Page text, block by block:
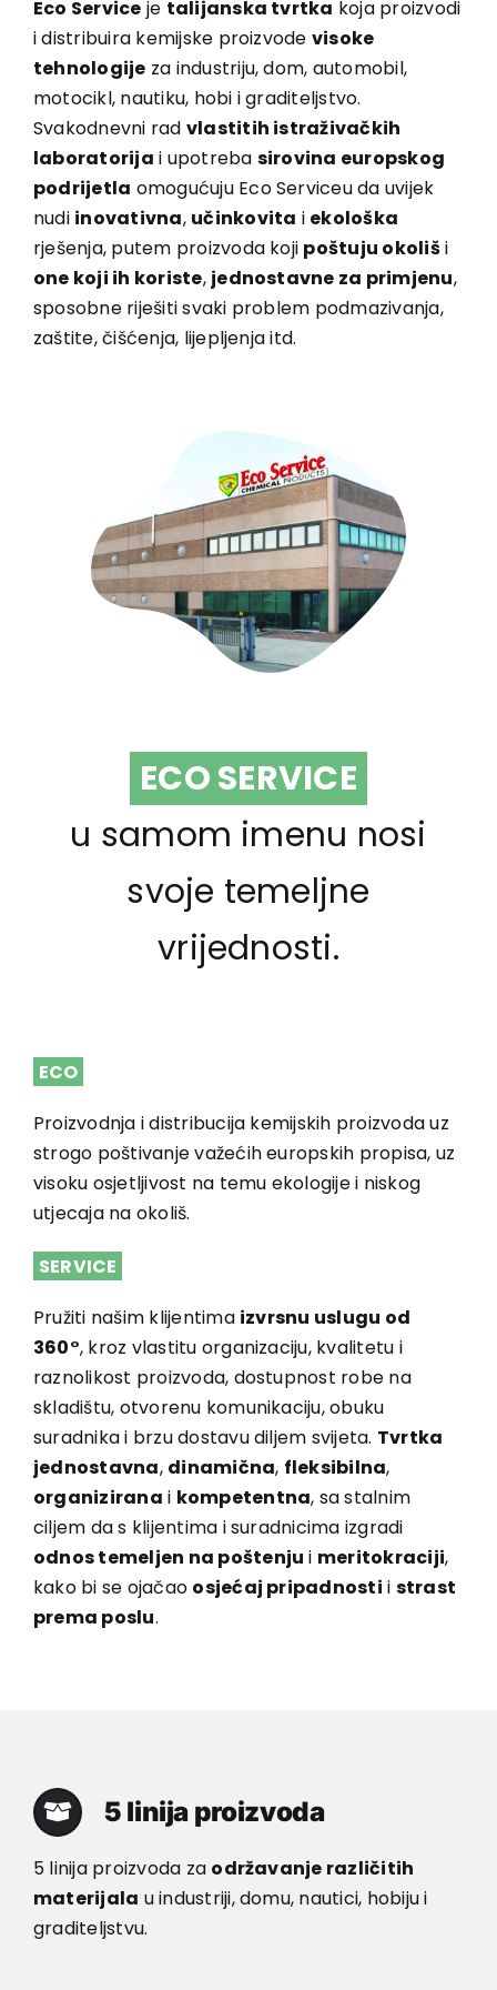
Eco Service je talijanska tvrtka koja proizvodi
i distribuira kemijske proizvode visoke
tehnologije za industriju, dom, automobil,
motocikl, nautiku, hobi i graditeljstvo.
Svakodnevni rad vlastitih istraživačkih
laboratorija i upotreba sirovina europskog
podrijetla omogućuju Eco Serviceu da uvijek
nudi inovativna, učinkovita i ekološka
rješenja, putem proizvoda koji poštuju okoliši
one koji ih koriste, jednostavne za primjenu,
sposobne riješiti svaki problem podmazivanja,
zaštite, čišćenja, lijepljenja itd.
ECO SERVICE
u samom imenu nosi
svoje temeljne
vrijednosti.
ECO
Proizvodnja i distribucija kemijskih proizvoda uz
strogo poštivanje važećih europskih propisa, uz
visoku osjetljivost na temu ekologije i niskog
utjecaja na okoliš.
SERVICE
Pružiti našim klijentima izvrsnu uslugu od
360°, kroz vlastitu organizaciju, kvalitetu i
raznolikost proizvoda, dostupnost robe na
skladištu, otvorenu komunikaciju, obuku
suradnika i brzu dostavu diljem svijeta. Tvrtka
jednostavna, dinamična, fleksibilna,
organizirana i kompetentna, sa stalnim
ciljem da s klijentima i suradnicima izgradi
odnos temeljen na poštenju i meritokraciji,
kako bi se ojačao osjećaj pripadnosti i strast
prema poslu.
5 linija proizvoda
5 linija proizvoda za održavanje različitih
materijala u industriji, domu, nautici, hobiju i
graditeljstvu.